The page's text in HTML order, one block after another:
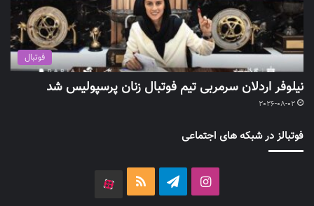
فوتبال
نیلوفر اردلان سرمربی تیم فوتبال زنان پرسپولیس شد
2026-08-02
فوتبالز در شبکه های اجتماعی
اینستاگرامتلگرام خوراک